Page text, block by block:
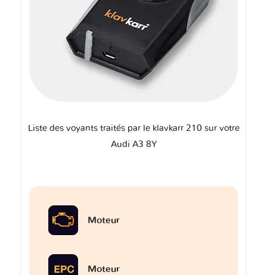
Liste des voyants traités par le klavkarr 210 sur votre
Audi A3 8Y
Moteur
Moteur